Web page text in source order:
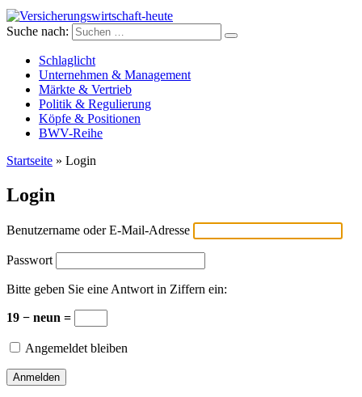
Versicherungswirtschaft-heute
Suche nach:
Schlaglicht
Unternehmen & Management
Märkte & Vertrieb
Politik & Regulierung
Köpfe & Positionen
BWV-Reihe
Startseite » Login
Login
Benutzername oder E-Mail-Adresse
Passwort
Bitte geben Sie eine Antwort in Ziffern ein:
19 − neun =
Angemeldet bleiben